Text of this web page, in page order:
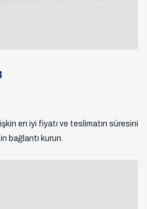
en iyi fiyatı ve teslimatın süresini
bağlantı kurun.